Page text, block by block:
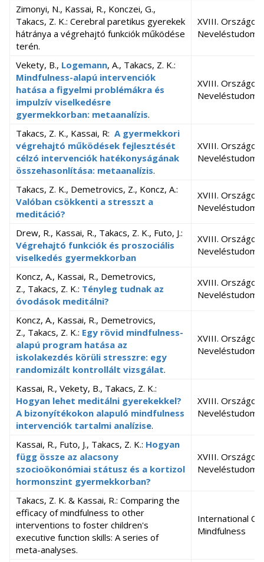
Zimonyi, N., Kassai, R., Konczei, G.,
Takacs, Z. K.: Cerebral paretikus gyerekek
hátránya a végrehajtó funkciók működése
terén.
XVIII. Országos
Vekety, B., Logemann, A., Takacs, Z. K.:
Mindfulness-alapú intervenciók
hatása a figyelmi problémákra és
impulzív viselkedésre
gyermekkorban: metaanalízis.
XVIII. Országos
Takacs, Z. K., Kassai, R: A gyermekkori
végrehajtó működések fejlesztését
célzó intervenciók hatékonyságának
összehasonlítása: metaanalízis.
XVIII. Országos
Takacs, Z. K., Demetrovics, Z., Koncz, A.:
Valóban csökkenti a stresszt a
meditáció?
XVIII. Országos
Drew, R., Kassai, R., Takacs, Z. K., Futo, J.:
Végrehajtó funkciók és proszociális
viselkedés gyermekkorban
XVIII. Országos
Koncz, A., Kassai, R., Demetrovics,
Z., Takacs, Z. K.: Tényleg tudnak az
óvodások meditálni?
XVIII. Országos
Koncz, A., Kassai, R., Demetrovics,
Z., Takacs, Z. K.: Egy rövid mindfulness-
alapú program hatása az
iskolakezdés körüli stresszre: egy
randomizált kontrollált vizsgálat.
XVIII. Országos
Kassai, R., Vekety, B., Takacs, Z. K.:
Hogyan lehet meditálni gyerekekkel?
A bizonyítékokon alapuló mindfulness
intervenciók tartalmi analízise.
XVIII. Országos
Kassai, R., Futo, J., Takacs, Z. K.: Hogyan
függ össze az alacsony
szocioökonómiai státusz és a kortizol
hormonszint gyermekkorban?
XVIII. Országos
Takacs, Z. K. & Kassai, R.: Comparing the
efficacy of mindfulness to other
interventions to foster children's
executive function skills: A series of
meta-analyses.
International
Mindfulness